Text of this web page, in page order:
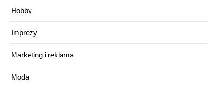
Hobby
Imprezy
Marketing i reklama
Moda